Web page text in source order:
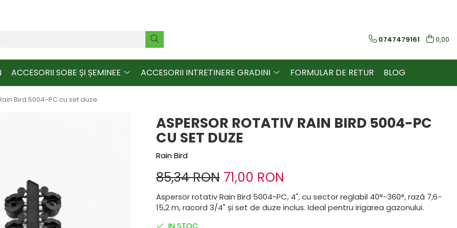
0747479161 0,00
ACCESORII SOBE ȘI ȘEMINEE ACCESORII INTRETINERE GRADINI FORMULAR DE RETUR BLOG
Bird 5004-PC cu set duze
ASPERSOR ROTATIV RAIN BIRD 5004-PC
CU SET DUZE
Rain Bird
85,34 RON 71,00 RON
Aspersor rotativ Rain Bird 5004-PC, 4", cu sector reglabil 40°-360°, rază 7,6-
15,2 m, racord 3/4" și set de duze inclus. Ideal pentru irigarea gazonului.
IN STOC